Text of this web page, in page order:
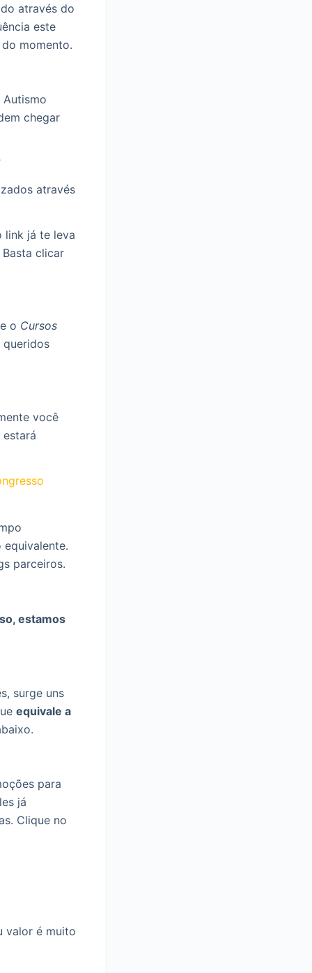
através do
este
momento.
chegar
através
link já te leva
Basta clicar
o Cursos
queridos
você
parceiros.
estamos
surge uns
equivale a
para
já
Clique no
valor é muito